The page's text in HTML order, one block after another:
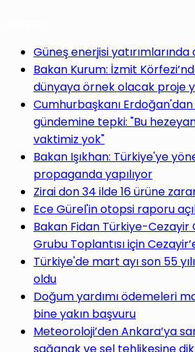
Güneş enerjisi
Bakan Kurum: İzmit
dünyaya örnek olacak proje
Cumhurbaşkanı
gündemine tepki: "Bu
vaktimiz yok"
Bakan Işıkhan: Türkiye'ye
propaganda yapılıyor
Zirai don 34 ilde 16 ürüne
Ece Gürel'in otopsi raporu
Bakan Fidan Türkiye-
Grubu Toplantısı için
Türkiye'de mart ayı son 55
oldu
Doğum yardımı ödemeleri
bine yakın başvuru
Meteoroloji’den Ankara’ya